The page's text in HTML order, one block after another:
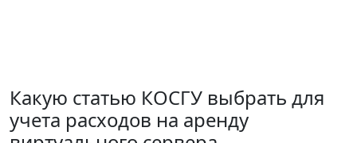
Какую статью КОСГУ выбрать для
учета расходов на аренду